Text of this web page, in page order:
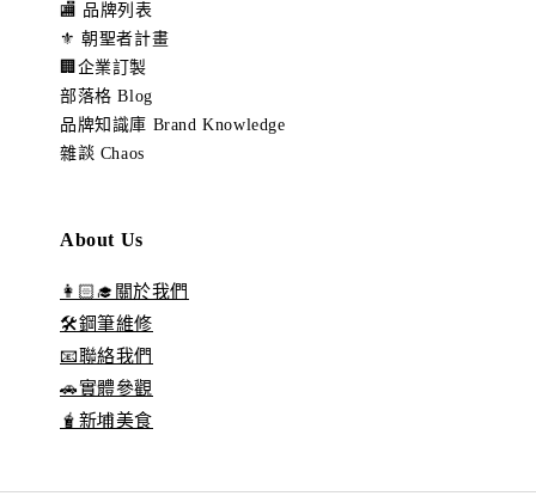
🏬 品牌列表
⚜️ 朝聖者計畫
🏢企業訂製
部落格 Blog
品牌知識庫 Brand Knowledge
雜談 Chaos
About Us
👩🏻‍🎓關於我們
🛠️鋼筆維修
📧聯絡我們
🚗實體參觀
🧋新埔美食